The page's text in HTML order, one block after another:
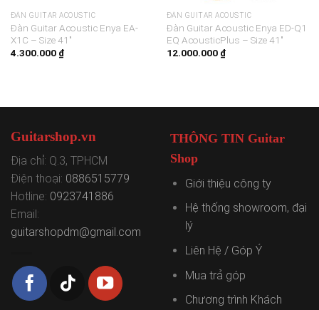
ĐÀN GUITAR ACOUSTIC
Đàn Guitar Acoustic Enya EA-
X1C – Size 41″
4.300.000 ₫
ĐÀN GUITAR ACOUSTIC
Đàn Guitar Acoustic Enya ED-Q1
EQ AcousticPlus – Size 41″
12.000.000 ₫
Guitarshop.vn
Địa chỉ: Q.3, TPHCM
Điện thoại: 0886515779
Hotline: 0923741886
Email:
guitarshopdm@gmail.com
THÔNG TIN Guitar
Shop
Giới thiệu công ty
Hệ thống showroom, đại
lý
Liên Hệ / Góp Ý
Mua trả góp
Chương trình Khách